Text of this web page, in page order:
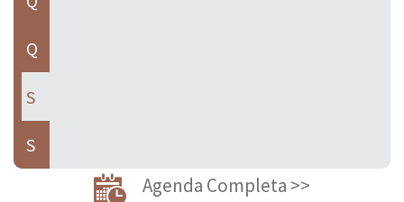
Q
S
S
Agenda Completa >>